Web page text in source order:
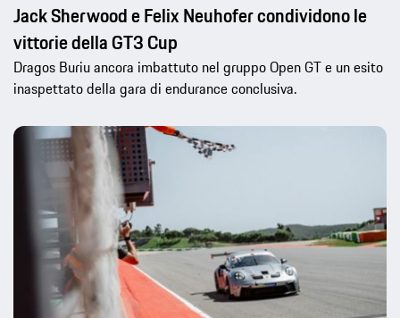
Jack Sherwood e Felix Neuhofer condividono le
vittorie della GT3 Cup
Dragos Buriu ancora imbattuto nel gruppo Open GT e un esito
inaspettato della gara di endurance conclusiva.